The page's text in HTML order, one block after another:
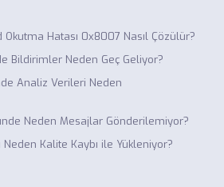
Okutma Hatası 0x8007 Nasıl Çözülür?
Bildirimler Neden Geç Geliyor?
Analiz Verileri Neden
Neden Mesajlar Gönderilemiyor?
Neden Kalite Kaybı ile Yükleniyor?